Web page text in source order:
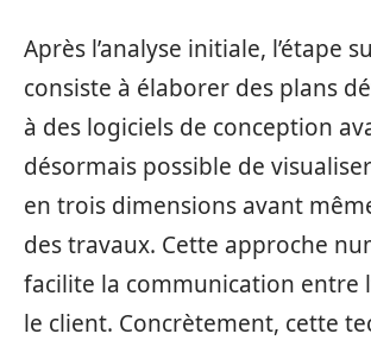
Après l’analyse initiale, l’étape
consiste à élaborer des plans
à des logiciels de conception
désormais possible de
en trois dimensions avant
des travaux. Cette approche
facilite la communication entre
le client. Concrètement, cette